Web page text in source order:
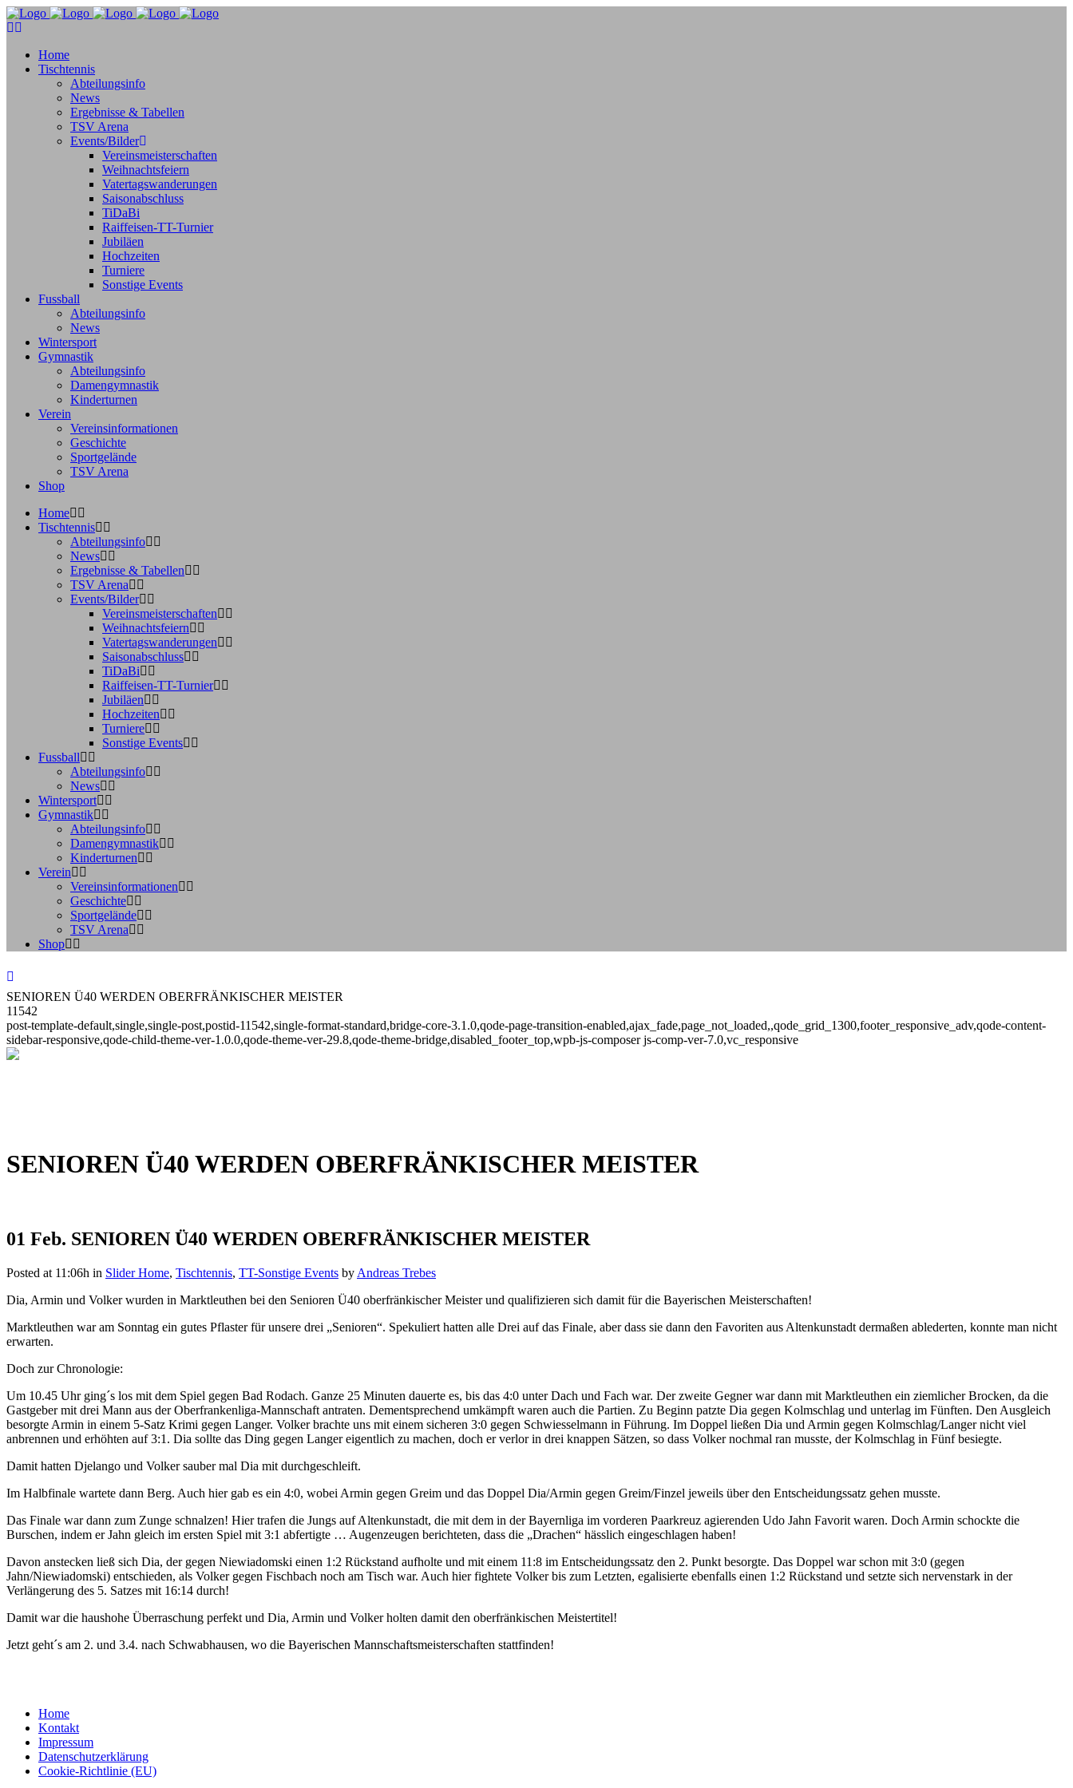
Home
Tischtennis
Abteilungsinfo
News
Ergebnisse & Tabellen
TSV Arena
Events/Bilder
Vereinsmeisterschaften
Weihnachtsfeiern
Vatertagswanderungen
Saisonabschluss
TiDaBi
Raiffeisen-TT-Turnier
Jubiläen
Hochzeiten
Turniere
Sonstige Events
Fussball
Abteilungsinfo
News
Wintersport
Gymnastik
Abteilungsinfo
Damengymnastik
Kinderturnen
Verein
Vereinsinformationen
Geschichte
Sportgelände
TSV Arena
Shop
Home
Tischtennis
Abteilungsinfo
News
Ergebnisse & Tabellen
TSV Arena
Events/Bilder
Vereinsmeisterschaften
Weihnachtsfeiern
Vatertagswanderungen
Saisonabschluss
TiDaBi
Raiffeisen-TT-Turnier
Jubiläen
Hochzeiten
Turniere
Sonstige Events
Fussball
Abteilungsinfo
News
Wintersport
Gymnastik
Abteilungsinfo
Damengymnastik
Kinderturnen
Verein
Vereinsinformationen
Geschichte
Sportgelände
TSV Arena
Shop
SENIOREN Ü40 WERDEN OBERFRÄNKISCHER MEISTER
11542
post-template-default,single,single-post,postid-11542,single-format-standard,bridge-core-3.1.0,qode-page-transition-enabled,ajax_fade,page_not_loaded,,qode_grid_1300,footer_responsive_adv,qode-content-
sidebar-responsive,qode-child-theme-ver-1.0.0,qode-theme-ver-29.8,qode-theme-bridge,disabled_footer_top,wpb-js-composer js-comp-ver-7.0,vc_responsive
SENIOREN Ü40 WERDEN OBERFRÄNKISCHER MEISTER
01 Feb. SENIOREN Ü40 WERDEN OBERFRÄNKISCHER MEISTER
Posted at 11:06h in Slider Home, Tischtennis, TT-Sonstige Events by Andreas Trebes
Dia, Armin und Volker wurden in Marktleuthen bei den Senioren Ü40 oberfränkischer Meister und qualifizieren sich damit für die Bayerischen Meisterschaften!
Marktleuthen war am Sonntag ein gutes Pflaster für unsere drei „Senioren“. Spekuliert hatten alle Drei auf das Finale, aber dass sie dann den Favoriten aus Altenkunstadt dermaßen ablederten, konnte man nicht
erwarten.
Doch zur Chronologie:
Um 10.45 Uhr ging´s los mit dem Spiel gegen Bad Rodach. Ganze 25 Minuten dauerte es, bis das 4:0 unter Dach und Fach war. Der zweite Gegner war dann mit Marktleuthen ein ziemlicher Brocken, da die
Gastgeber mit drei Mann aus der Oberfrankenliga-Mannschaft antraten. Dementsprechend umkämpft waren auch die Partien. Zu Beginn patzte Dia gegen Kolmschlag und unterlag im Fünften. Den Ausgleich
besorgte Armin in einem 5-Satz Krimi gegen Langer. Volker brachte uns mit einem sicheren 3:0 gegen Schwiesselmann in Führung. Im Doppel ließen Dia und Armin gegen Kolmschlag/Langer nicht viel
anbrennen und erhöhten auf 3:1. Dia sollte das Ding gegen Langer eigentlich zu machen, doch er verlor in drei knappen Sätzen, so dass Volker nochmal ran musste, der Kolmschlag in Fünf besiegte.
Damit hatten Djelango und Volker sauber mal Dia mit durchgeschleift.
Im Halbfinale wartete dann Berg. Auch hier gab es ein 4:0, wobei Armin gegen Greim und das Doppel Dia/Armin gegen Greim/Finzel jeweils über den Entscheidungssatz gehen musste.
Das Finale war dann zum Zunge schnalzen! Hier trafen die Jungs auf Altenkunstadt, die mit dem in der Bayernliga im vorderen Paarkreuz agierenden Udo Jahn Favorit waren. Doch Armin schockte die
Burschen, indem er Jahn gleich im ersten Spiel mit 3:1 abfertigte … Augenzeugen berichteten, dass die „Drachen“ hässlich eingeschlagen haben!
Davon anstecken ließ sich Dia, der gegen Niewiadomski einen 1:2 Rückstand aufholte und mit einem 11:8 im Entscheidungssatz den 2. Punkt besorgte. Das Doppel war schon mit 3:0 (gegen
Jahn/Niewiadomski) entschieden, als Volker gegen Fischbach noch am Tisch war. Auch hier fightete Volker bis zum Letzten, egalisierte ebenfalls einen 1:2 Rückstand und setzte sich nervenstark in der
Verlängerung des 5. Satzes mit 16:14 durch!
Damit war die haushohe Überraschung perfekt und Dia, Armin und Volker holten damit den oberfränkischen Meistertitel!
Jetzt geht´s am 2. und 3.4. nach Schwabhausen, wo die Bayerischen Mannschaftsmeisterschaften stattfinden!
Home
Kontakt
Impressum
Datenschutzerklärung
Cookie-Richtlinie (EU)